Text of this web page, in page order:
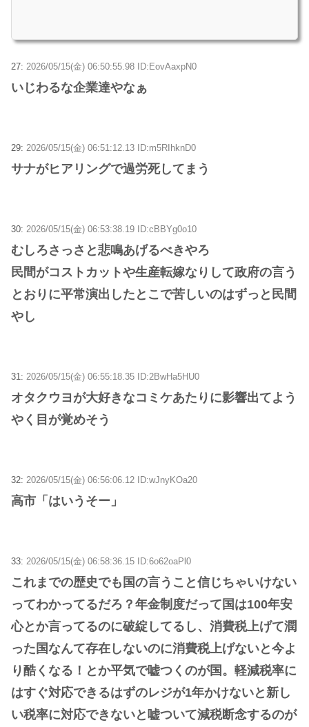
27: 2026/05/15(金) 06:50:55.98 ID:EovAaxpN0
いじわるな企業達やなぁ
29: 2026/05/15(金) 06:51:12.13 ID:m5RIhknD0
サナがヒアリングで過労死してまう
30: 2026/05/15(金) 06:53:38.19 ID:cBBYg0o10
むしろさっさと悲鳴あげるべきやろ
民間がコストカットや生産転嫁なりして政府の言う
とおりに平常演出したとこで苦しいのはずっと民間
やし
31: 2026/05/15(金) 06:55:18.35 ID:2BwHa5HU0
オタクウヨが大好きなコミケあたりに影響出てよう
やく目が覚めそう
32: 2026/05/15(金) 06:56:06.12 ID:wJnyKOa20
高市「はいうそー」
33: 2026/05/15(金) 06:58:36.15 ID:6o62oaPl0
これまでの歴史でも国の言うこと信じちゃいけない
ってわかってるだろ？年金制度だって国は100年安
心とか言ってるのに破綻してるし、消費税上げて潤
った国なんて存在しないのに消費税上げないと今よ
り酷くなる！とか平気で嘘つくのが国。軽減税率に
はすぐ対応できるはずのレジが1年かけないと新し
い税率に対応できないと嘘ついて減税断念するのが